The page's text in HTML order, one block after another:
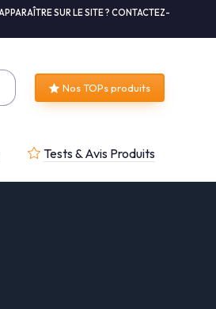
SUR LE SITE ? CONTACTEZ-
Nos TOPs produits
Tests & Avis Produits